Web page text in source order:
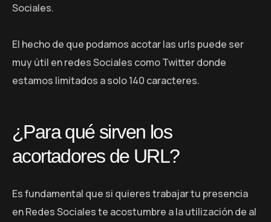
Sociales.
El hecho de que podamos acotar las urls puede ser
muy útil en redes Sociales como Twitter donde
estamos limitados a solo 140 caracteres.
¿Para qué sirven los
acortadores de URL?
Es fundamental que si quieres trabajar tu presencia
en Redes Sociales te acostumbre a la utilización de al